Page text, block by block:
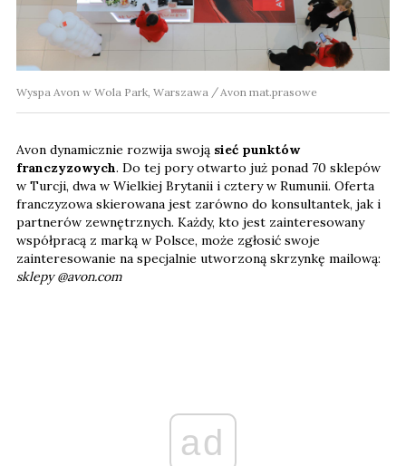
Wyspa Avon w Wola Park, Warszawa Avon mat.prasowe
Avon dynamicznie rozwija swoją sieć punktów
franczyzowych. Do tej pory otwarto już ponad 70 sklepów
w Turcji, dwa w Wielkiej Brytanii i cztery w Rumunii. Oferta
franczyzowa skierowana jest zarówno do konsultantek, jak i
partnerów zewnętrznych. Każdy, kto jest zainteresowany
współpracą z marką w Polsce, może zgłosić swoje
zainteresowanie na specjalnie utworzoną skrzynkę mailową:
sklepy @avon.com
ad